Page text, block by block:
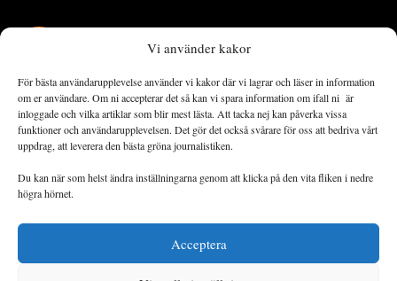
Vi använder kakor
För bästa användarupplevelse använder vi kakor där vi lagrar och läser in information
om er användare. Om ni accepterar det så kan vi spara information om ifall ni är
inloggade och vilka artiklar som blir mest lästa. Att tacka nej kan påverka vissa
funktioner och användarupplevelsen. Det gör det också svårare för oss att bedriva vårt
uppdrag, att leverera den bästa gröna journalistiken.
Du kan när som helst ändra inställningarna genom att klicka på den vita fliken i nedre
högra hörnet.
Acceptera
Landets Fria Tidning är en nyhetstidning med bred bevakning av
det viktigaste som händer lokalt och globalt och med fokus på
omställningsrörelsen. En omställning till ett hållbart samhälle går
både via starka och lika rättigheter för alla människor, minskade
ekonomiska och sociala klyftor, samt utrymme för allt levande att
utvecklas och frodas.